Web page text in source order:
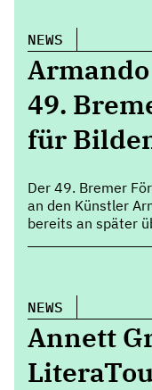
NEWS
49.
für
Der 49. Bremer
an den Künstler
bereits an später
NEWS
Annett